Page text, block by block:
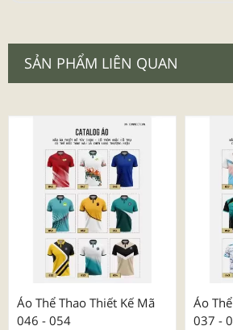
SẢN PHẨM LIÊN QUAN
Áo Thể Thao Thiết Kế Mã
046 - 054
Áo
037 -